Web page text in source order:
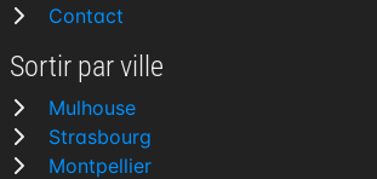
Contact
Sortir par ville
Mulhouse
Strasbourg
Montpellier